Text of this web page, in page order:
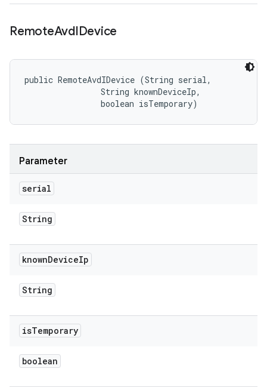
RemoteAvdIDevice
public RemoteAvdIDevice (String serial,
                String knownDeviceIp,
                boolean isTemporary)
Parameter
serial
String
knownDeviceIp
String
isTemporary
boolean